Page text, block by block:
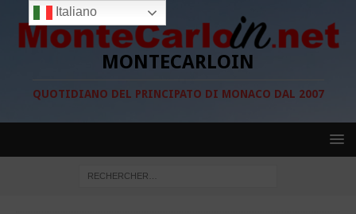
MONTECARLOIN
QUOTIDIANO DEL PRINCIPATO DI MONACO DAL 2007
Italiano